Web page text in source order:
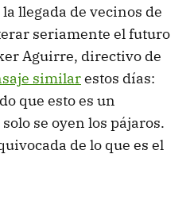
llegada de vecinos de
seriamente el futuro
Aguirre, directivo de
similarestos días:
que esto es un
se oyen los pájaros.
de lo que es el